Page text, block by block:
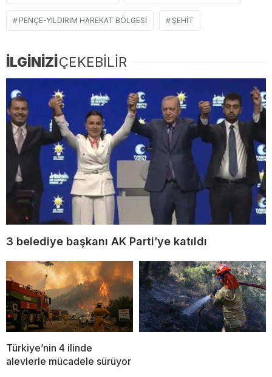
PENÇE-YILDIRIM HAREKAT BÖLGESI ŞEHIT
İLGİNİZİÇEKEBİLİR
3 belediye başkanı AK Parti’ye katıldı
Türkiye’nin 4 ilinde
alevlerle mücadele sürüyor